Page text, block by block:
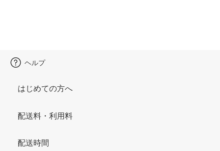
ヘルプ
はじめての方へ
配送料・利用料
配送時間